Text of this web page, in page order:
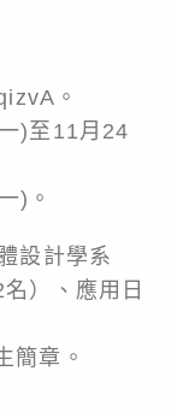
。
)至11月24
)。
設計學系
）、應用日
簡章。